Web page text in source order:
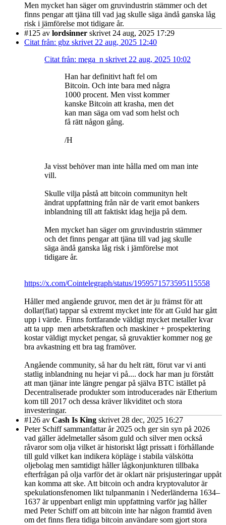
Men mycket han säger om gruvindustrin stämmer och det
finns pengar att tjäna till vad jag skulle säga ändå ganska låg
risk i jämförelse mot tidigare år.
#125 av lordsinner skrivet 24 aug, 2025 17:29
Citat från: gbz skrivet 22 aug, 2025 12:40
Citat från: mega_n skrivet 22 aug, 2025 10:02
Han har definitivt haft fel om
Bitcoin. Och inte bara med några
1000 procent. Men visst kommer
kanske Bitcoin att krasha, men det
kan man säga om vad som helst och
få rätt någon gång.
/H
Ja visst behöver man inte hålla med om man inte
vill.
Skulle vilja påstå att bitcoin communityn helt
ändrat uppfattning från när de varit emot bankers
inblandning till att faktiskt idag hejja på dem.
Men mycket han säger om gruvindustrin stämmer
och det finns pengar att tjäna till vad jag skulle
säga ändå ganska låg risk i jämförelse mot
tidigare år.
https://x.com/Cointelegraph/status/1959571573595115558
Håller med angående gruvor, men det är ju främst för att
dollar(fiat) tappar så extremt mycket inte för att Guld har gått
upp i värde. Finns fortfarande väldigt mycket metaller kvar
att ta upp men arbetskraften och maskiner + prospektering
kostar väldigt mycket pengar, så gruvaktier kommer nog ge
bra avkastning ett bra tag framöver.
Angående community, så har du helt rätt, förut var vi anti
statlig inblandning nu hejar vi på.... dock har man ju förstått
att man tjänar inte längre pengar på själva BTC istället på
Decentraliserade produkter som introducerades när Etherium
kom till 2017 och dessa kräver likviditet och stora
investeringar.
#126 av Cash Is King skrivet 28 dec, 2025 16:27
Peter Schiff sammanfattar år 2025 och ger sin syn på 2026
vad gäller ädelmetaller såsom guld och silver men också
råvaror som olja vilket är historiskt lågt prissatt i förhållande
till guld vilket kan indikera köpläge i stabila välskötta
oljebolag men samtidigt håller lågkonjunkturen tillbaka
efterfrågan på olja varför det är oklart när prisjusteringar uppåt
kan komma att ske. Att bitcoin och andra kryptovalutor är
spekulationsfenomen likt tulpanmanin i Nederländerna 1634–
1637 är uppenbart enligt min uppfattning varför jag håller
med Peter Schiff om att bitcoin inte har någon framtid även
om det finns flera tidiga bitcoin användare som gjort stora